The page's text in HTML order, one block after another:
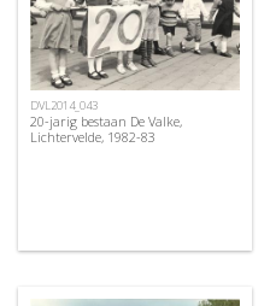
DVL2014_043
20-jarig bestaan De Valke,
Lichtervelde, 1982-83